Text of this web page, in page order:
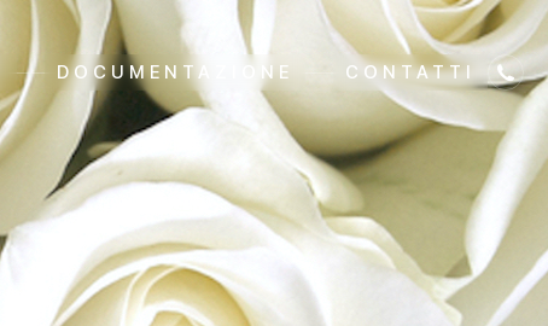
DOCUMENTAZIONE CONTATTI